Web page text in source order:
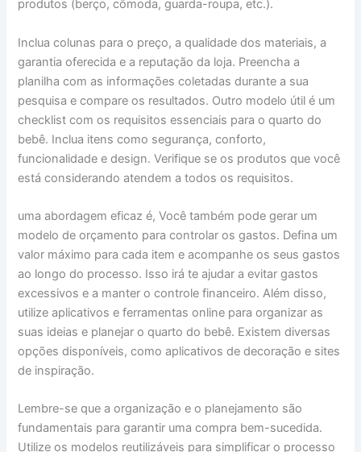
produtos (berço, cômoda, guarda-roupa, etc.).
Inclua colunas para o preço, a qualidade dos materiais, a
garantia oferecida e a reputação da loja. Preencha a
planilha com as informações coletadas durante a sua
pesquisa e compare os resultados. Outro modelo útil é um
checklist com os requisitos essenciais para o quarto do
bebê. Inclua itens como segurança, conforto,
funcionalidade e design. Verifique se os produtos que você
está considerando atendem a todos os requisitos.
uma abordagem eficaz é, Você também pode gerar um
modelo de orçamento para controlar os gastos. Defina um
valor máximo para cada item e acompanhe os seus gastos
ao longo do processo. Isso irá te ajudar a evitar gastos
excessivos e a manter o controle financeiro. Além disso,
utilize aplicativos e ferramentas online para organizar as
suas ideias e planejar o quarto do bebê. Existem diversas
opções disponíveis, como aplicativos de decoração e sites
de inspiração.
Lembre-se que a organização e o planejamento são
fundamentais para garantir uma compra bem-sucedida.
Utilize os modelos reutilizáveis para simplificar o processo